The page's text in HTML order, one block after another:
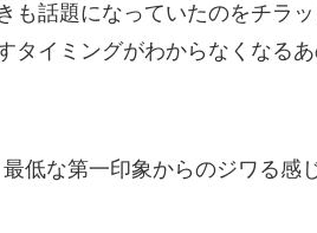
も話題になっていたのをチラ
タイミングがわからなくなる
低な第一印象からのジワる感